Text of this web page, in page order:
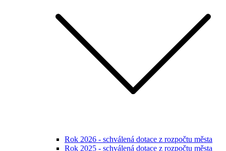
Rok 2026 - schválená dotace z rozpočtu města
Rok 2025 - schválená dotace z rozpočtu města